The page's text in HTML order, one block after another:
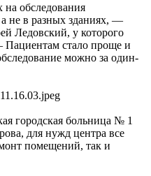
обследования
не в разных зданиях, —
Ледовский, у которого
стало проще и
можно за один-
городская больница № 1
для нужд центра все
помещений, так и